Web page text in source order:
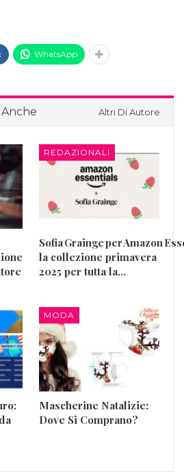
WhatsApp
Altri Di Autore
REDAZIONALI
Sofia Grainge per Amazon
la collezione primavera
2025 per tutta la…
MODA
Mascherine Natalizie:
Dove Si Comprano?